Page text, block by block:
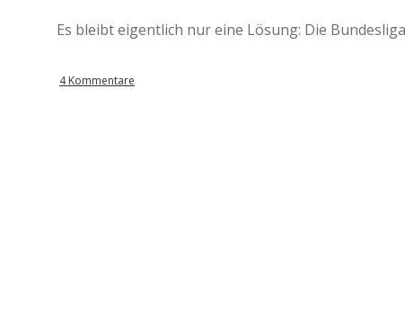
Es bleibt eigentlich nur eine Lösung: Die
4 Kommentare